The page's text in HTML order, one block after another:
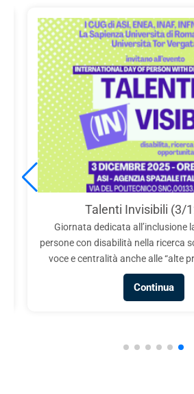
Talenti Invisibili (3/
Giornata dedicata all’inclusione
persone con disabilità nella ricerca
voce e centralità anche alle “alte
Continua